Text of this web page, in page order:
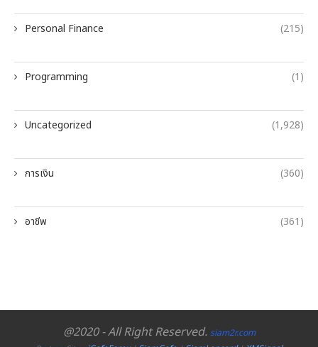
Personal Finance (215)
Programming (1)
Uncategorized (1,928)
การเงิน (360)
อาชีพ (361)
@2020 - All Right Reserved. siam2r.com